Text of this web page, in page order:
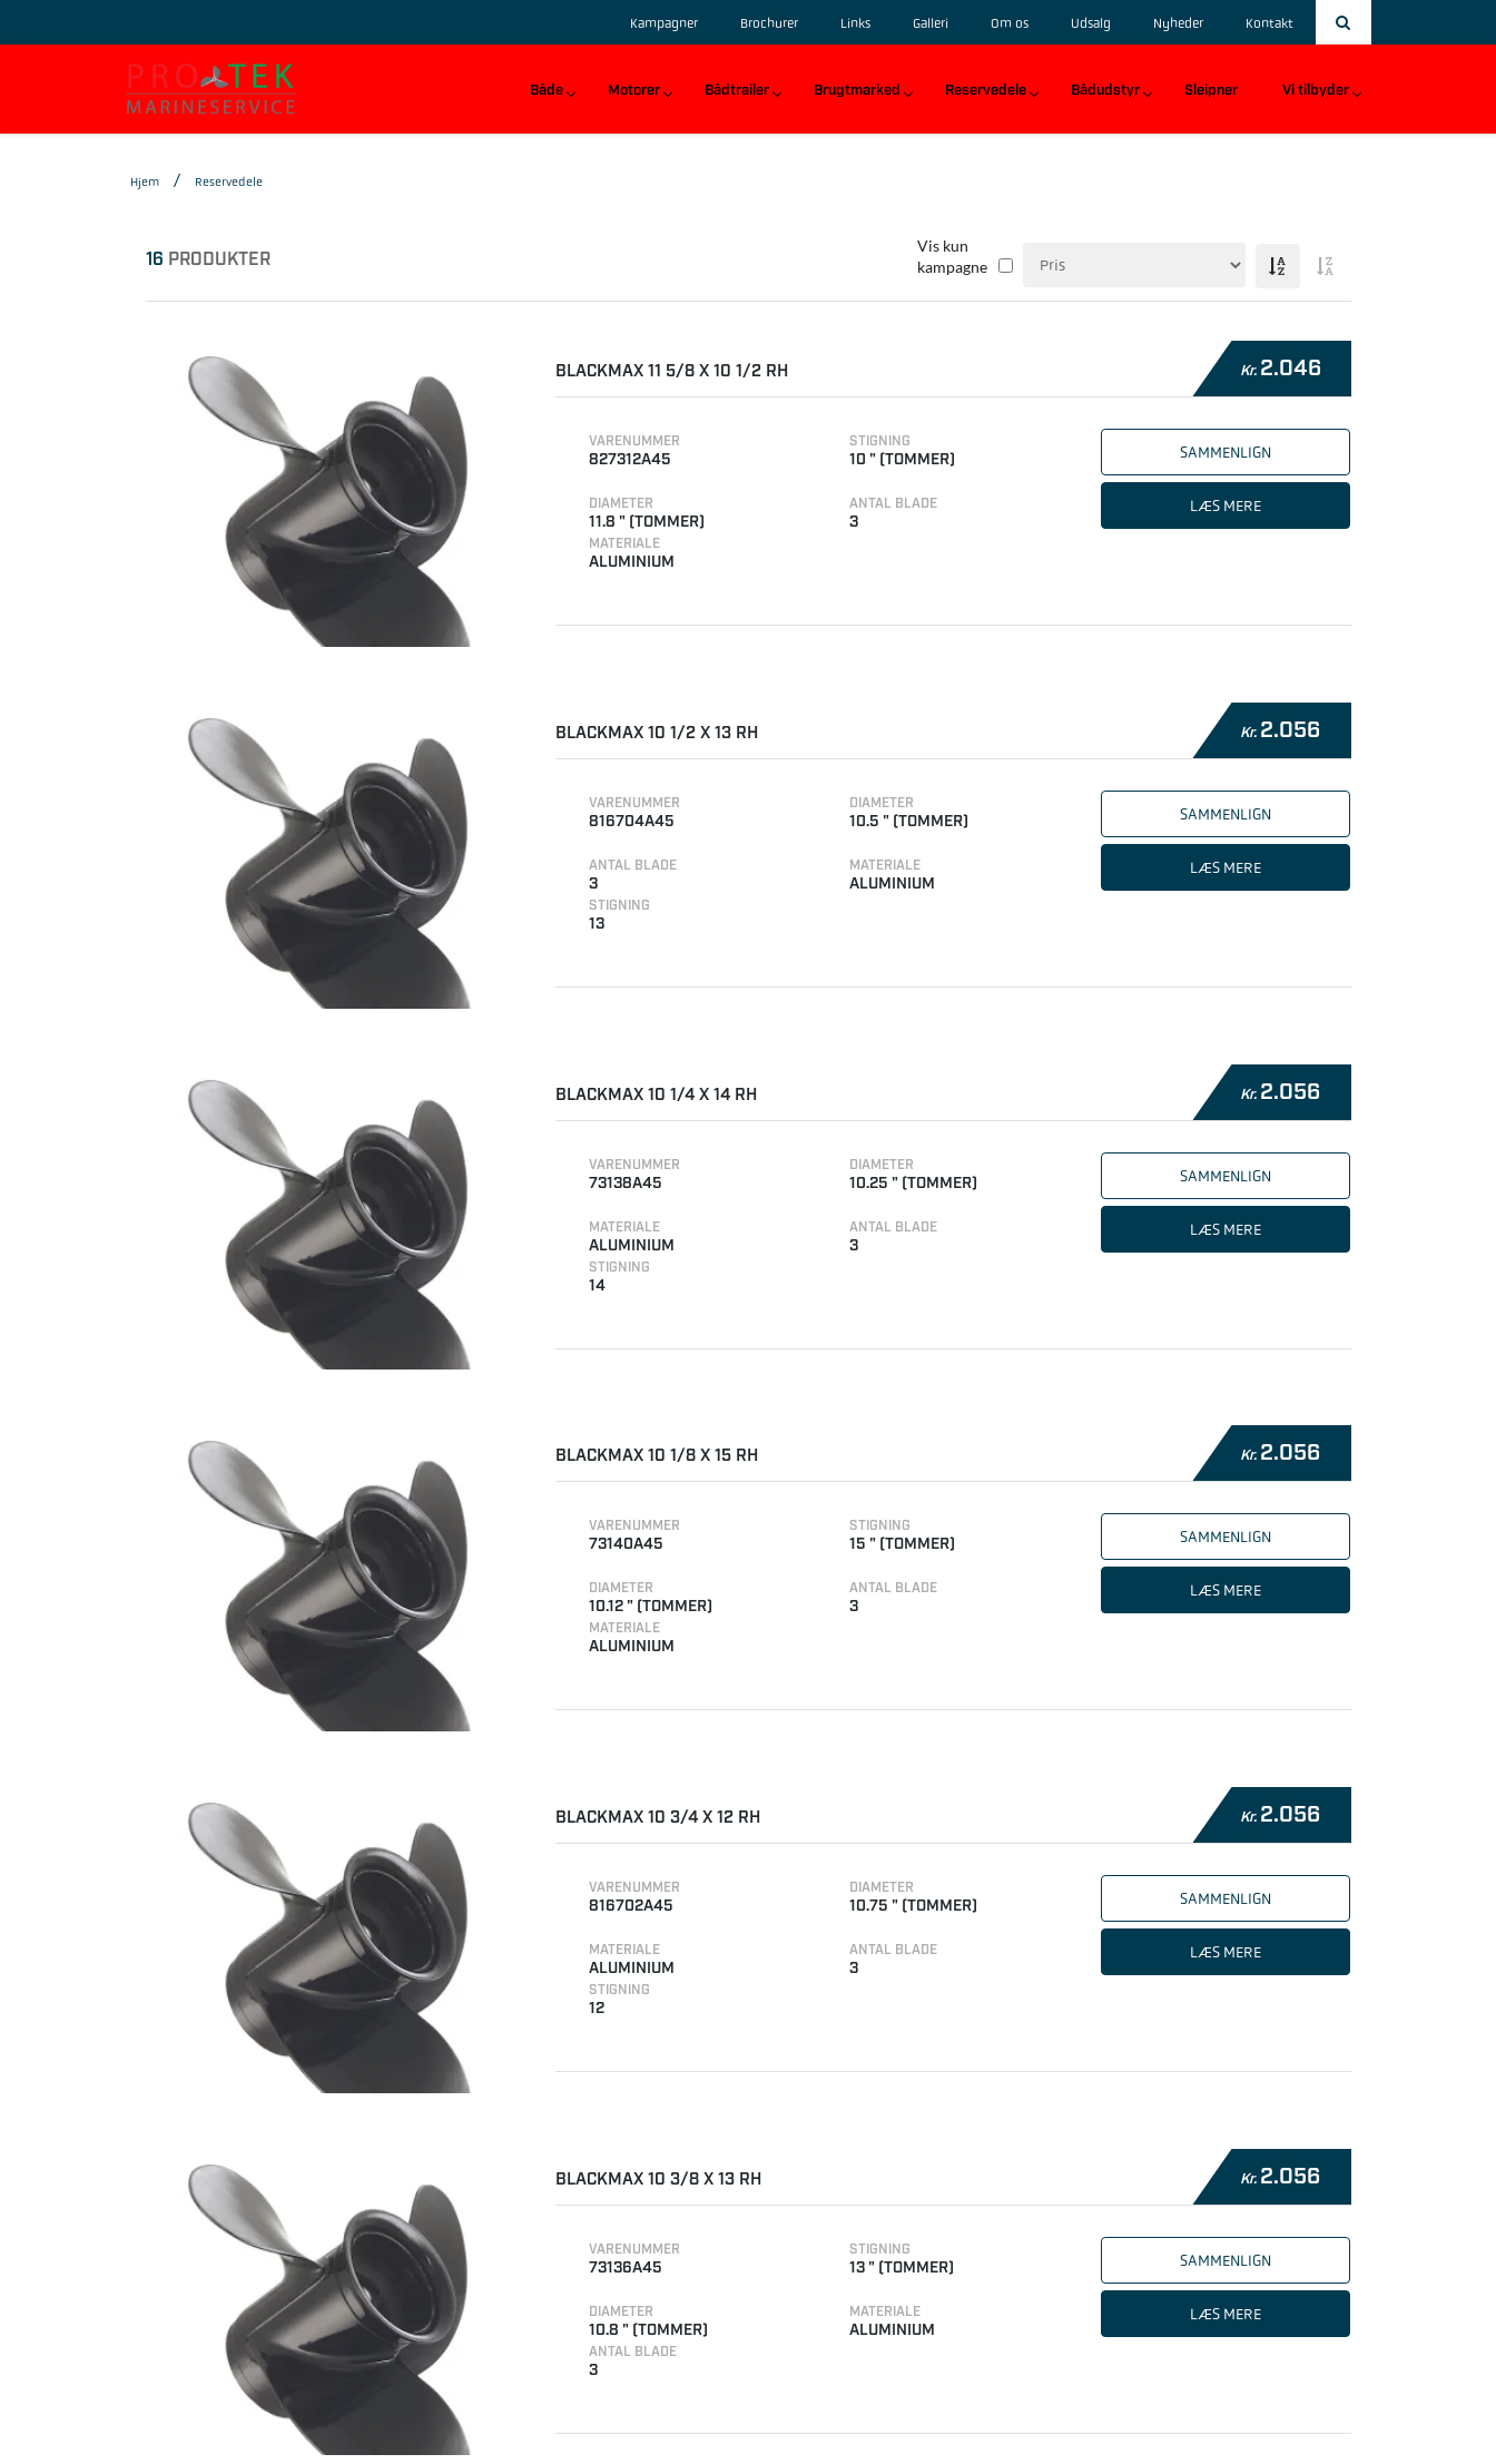
Kampagner Brochurer Links Galleri Om os Udsalg Nyheder Kontakt
Både Motorer Bådtrailer Brugtmarked Reservedele Bådudstyr Sleipner Vi tilbyder
Hjem Reservedele
16 PRODUKTER
Vis kun
kampagne
BLACKMAX 11 5/8 X 10 1/2 RH Kr. 2.046
VARENUMMER
827312A45
STIGNING
10 " (TOMMER)
DIAMETER
11.8 " (TOMMER)
ANTAL BLADE
3
MATERIALE
ALUMINIUM
SAMMENLIGN
LÆS MERE
BLACKMAX 10 1/2 X 13 RH Kr. 2.056
VARENUMMER
816704A45
DIAMETER
10.5 " (TOMMER)
ANTAL BLADE
3
MATERIALE
ALUMINIUM
STIGNING
13
SAMMENLIGN
LÆS MERE
BLACKMAX 10 1/4 X 14 RH Kr. 2.056
VARENUMMER
73138A45
DIAMETER
10.25 " (TOMMER)
MATERIALE
ALUMINIUM
ANTAL BLADE
3
STIGNING
14
SAMMENLIGN
LÆS MERE
BLACKMAX 10 1/8 X 15 RH Kr. 2.056
VARENUMMER
73140A45
STIGNING
15 " (TOMMER)
DIAMETER
10.12 " (TOMMER)
ANTAL BLADE
3
MATERIALE
ALUMINIUM
SAMMENLIGN
LÆS MERE
BLACKMAX 10 3/4 X 12 RH Kr. 2.056
VARENUMMER
816702A45
DIAMETER
10.75 " (TOMMER)
MATERIALE
ALUMINIUM
ANTAL BLADE
3
STIGNING
12
SAMMENLIGN
LÆS MERE
BLACKMAX 10 3/8 X 13 RH Kr. 2.056
VARENUMMER
73136A45
STIGNING
13 " (TOMMER)
DIAMETER
10.8 " (TOMMER)
MATERIALE
ALUMINIUM
ANTAL BLADE
3
SAMMENLIGN
LÆS MERE